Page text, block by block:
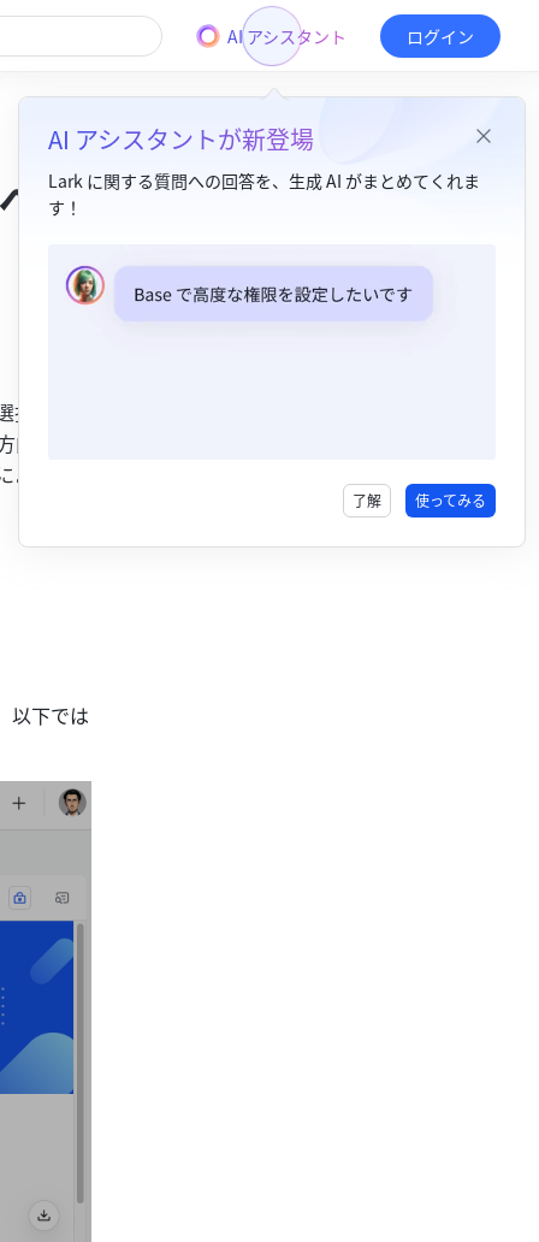
AI アシスタント
AI アシスタントが新登場
Lark に関する質問への回答を、生成 AI がまとめてくれま
す！
了解 使ってみる
ログイン
の
できる
の関
って、
以下では
1. 機能紹介 ​
数式フィールドと Lookup フィールド ​